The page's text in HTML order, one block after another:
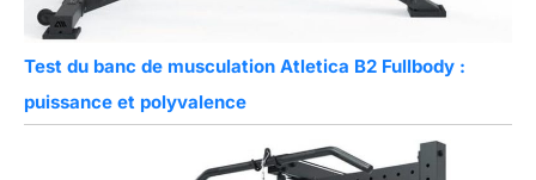
Test du banc de musculation Atletica B2 Fullbody :
puissance et polyvalence